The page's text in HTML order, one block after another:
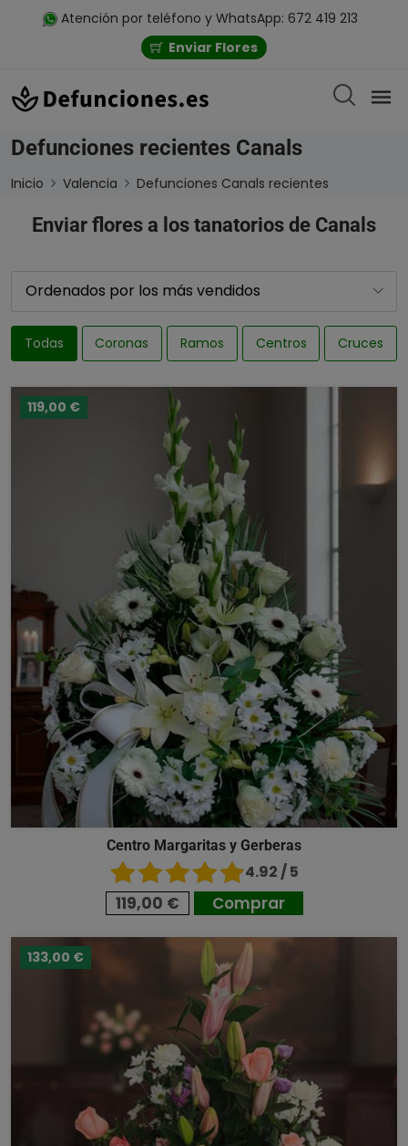
Atención por teléfono y WhatsApp: 672 419 213
Enviar Flores
Defunciones recientes Canals
Inicio Valencia Defunciones Canals recientes
Enviar flores a los tanatorios de Canals
Todas Coronas Ramos Centros Cruces
119,00 €
Centro Margaritas y Gerberas
4.92 / 5
119,00 € Comprar
133,00 €